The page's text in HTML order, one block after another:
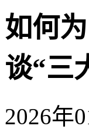
如何
谈“三
2026年